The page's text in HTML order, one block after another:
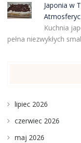
Japonia w
Kuchnia
pełna niezwykłych
lipiec 2026
czerwiec 2026
maj 2026